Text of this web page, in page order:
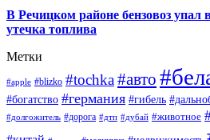
В Речицком районе бензовоз упал
утечка топлива
Метки
#apple #blizko #tochka#авто
#богатство #германия #гибель
#долгожитель #дорога #дтп #дубай #животное